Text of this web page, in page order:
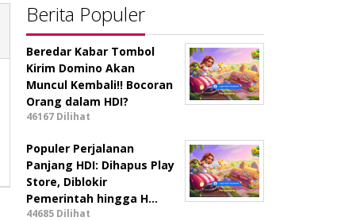
Berita Populer
Beredar Kabar Tombol
Kirim Domino Akan
Muncul Kembali!! Bocoran
Orang dalam HDI?
46167 Dilihat
Populer Perjalanan
Panjang HDI: Dihapus Play
Store, Diblokir
Pemerintah hingga H…
44685 Dilihat